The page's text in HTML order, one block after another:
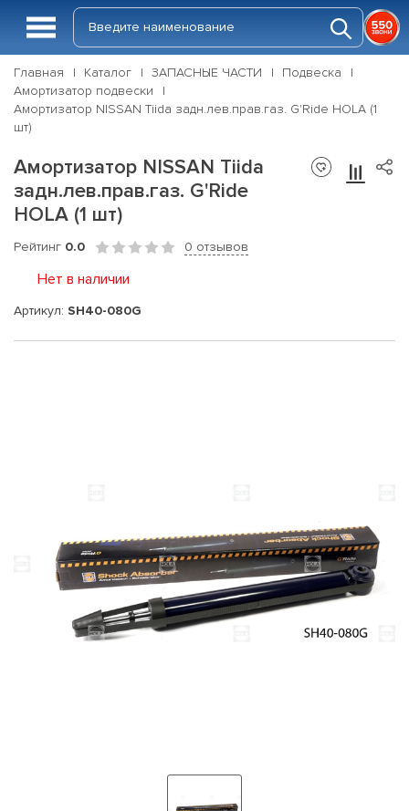
Главная Каталог ЗАПАСНЫЕ ЧАСТИ
Подвеска
Амортизатор подвески
Амортизатор NISSAN Tiida задн.лев.прав.газ. G'Ride HOLA (1
шт)
Амортизатор NISSAN Tiida
задн.лев.прав.газ. G'Ride
HOLA (1 шт)
Рейтинг 0.0 0 отзывов
Нет в наличии
Артикул: SH40-080G